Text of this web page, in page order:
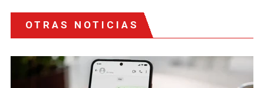
OTRAS NOTICIAS